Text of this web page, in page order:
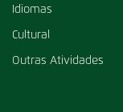
Idiomas
Cultural
Outras Atividades